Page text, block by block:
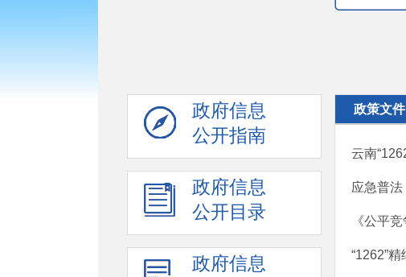
政府信息
公开指南
政府信息
公开目录
政府信息
政策文件
云南
应急普
《公平
“1262”